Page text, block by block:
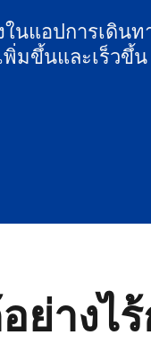
นแอปการเดิน
พิ่มขึ้นและเร็วขึ้
ย่างไ